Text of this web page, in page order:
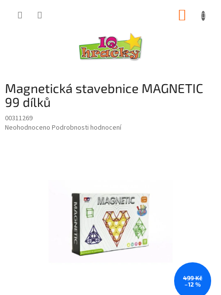
Magnetická stavebnice MAGNETIC
99 dílků
00311269
Průměrné
Neohodnoceno Podrobnosti hodnocení
499 Kč
–12 %